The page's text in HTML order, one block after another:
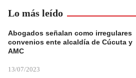
Lo más leído
Abogados señalan como irregulares
convenios ente alcaldía de Cúcuta y
AMC
13/07/2023